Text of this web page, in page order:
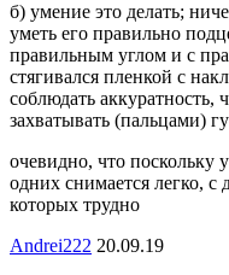
б) умение это делать;
уметь его правильно
правильным углом и с
стягивался пленкой с
соблюдать аккуратность,
захватывать (пальцами)
очевидно, что поскольку
одних снимается легко, с
которых трудно
Andrei222 20.09.19